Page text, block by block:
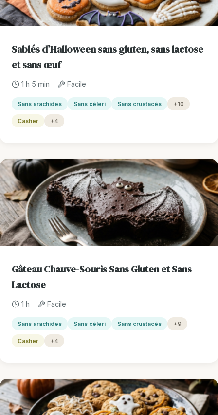
Sablés d’Halloween sans gluten, sans lactose
et sans œuf
1 h 5 min Facile
Sans arachides Sans céleri Sans crustacés +10
Casher +4
Gâteau Chauve-Souris Sans Gluten et Sans
Lactose
1 h Facile
Sans arachides Sans céleri Sans crustacés +9
Casher +4